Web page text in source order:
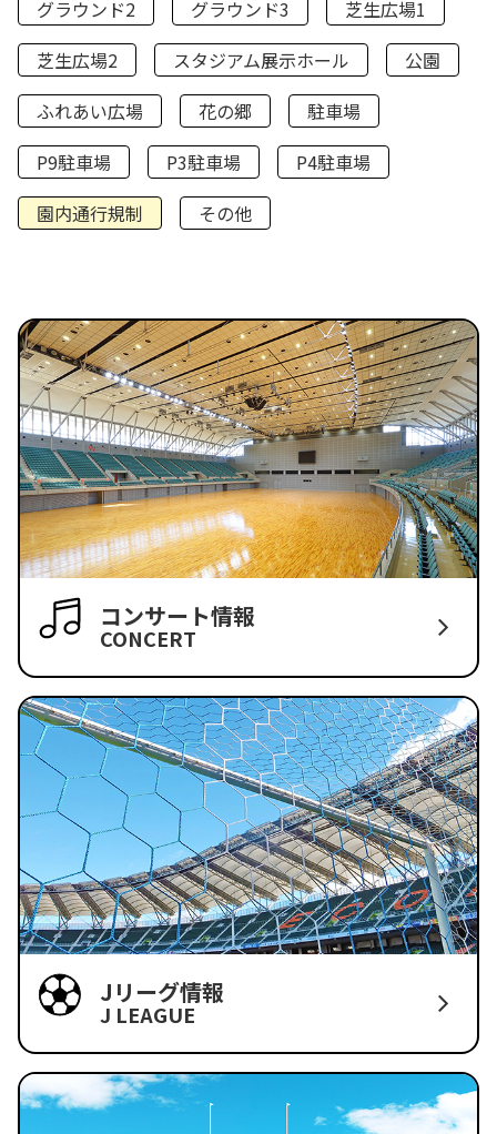
グラウンド2
グラウンド3
芝生広場1
芝生広場2
スタジアム展示ホール
公園
ふれあい広場
花の郷
駐車場
P9駐車場
P3駐車場
P4駐車場
園内通行規制
その他
コンサート情報
CONCERT
Jリーグ情報
J LEAGUE